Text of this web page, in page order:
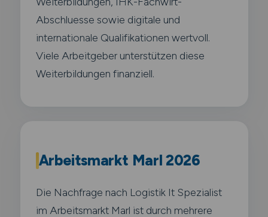
Abschluesse sowie digitale und
internationale Qualifikationen wertvoll.
Viele Arbeitgeber unterstützen diese
Weiterbildungen finanziell.
Arbeitsmarkt Marl 2026
Die Nachfrage nach Logistik It Spezialist
im Arbeitsmarkt Marl ist durch mehrere